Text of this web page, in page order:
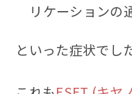
リケーションの
といった症状でし